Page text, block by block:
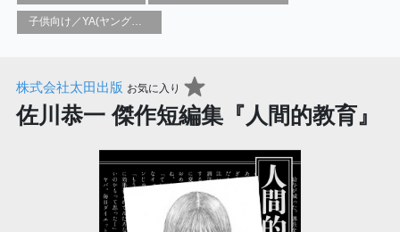
子供向け／YA(ヤングアダルト)向け一般：芸術&芸術家
株式会社太田出版 お気に入り
佐川恭一 傑作短編集『人間的教育』